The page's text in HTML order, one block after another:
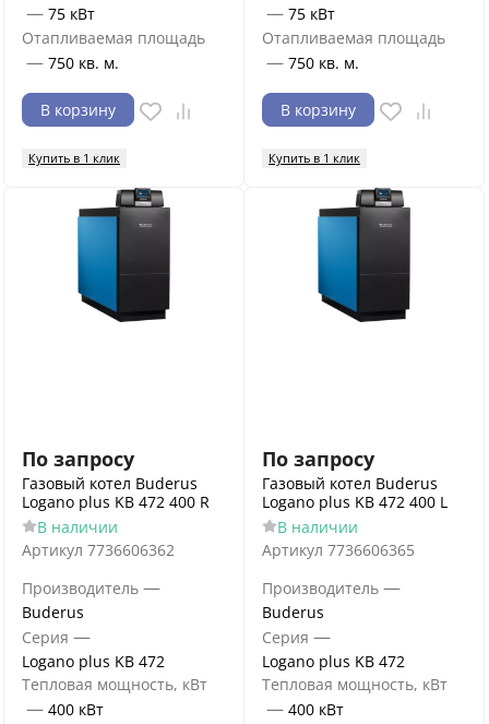
— 75 кВт
Отапливаемая площадь
— 750 кв. м.
В корзину
Купить в 1 клик
— 75 кВт
Отапливаемая площадь
— 750 кв. м.
В корзину
Купить в 1 клик
По запросу
Газовый котел Buderus
Logano plus KB 472 400 R
В наличии
Артикул 7736606362
Производитель —
Buderus
Серия —
Logano plus KB 472
Тепловая мощность, кВт
— 400 кВт
По запросу
Газовый котел Buderus
Logano plus KB 472 400 L
В наличии
Артикул 7736606365
Производитель —
Buderus
Серия —
Logano plus KB 472
Тепловая мощность, кВт
— 400 кВт